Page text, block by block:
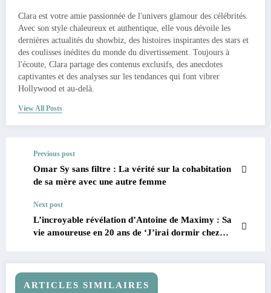
Clara est votre amie passionnée de l'univers glamour des célébrités.
Avec son style chaleureux et authentique, elle vous dévoile les
dernières actualités du showbiz, des histoires inspirantes des stars et
des coulisses inédites du monde du divertissement. Toujours à
l'écoute, Clara partage des contenus exclusifs, des anecdotes
captivantes et des analyses sur les tendances qui font vibrer
Hollywood et au-delà.
View All Posts
Previous post
Omar Sy sans filtre : La vérité sur la cohabitation
de sa mère avec une autre femme
Next post
L’incroyable révélation d’Antoine de Maximy : Sa
vie amoureuse en 20 ans de ‘J’irai dormir chez
ARTICLES SIMILAIRES